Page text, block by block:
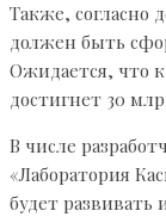
Также, согласно
должен быть
Ожидается, что
достигнет 30
В числе
«Лаборатория
будет развивать